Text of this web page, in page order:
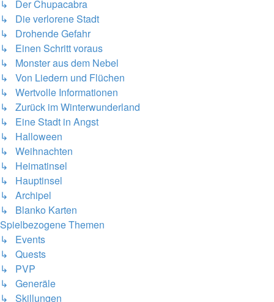
↳ Der Chupacabra
↳ Die verlorene Stadt
↳ Drohende Gefahr
↳ Einen Schritt voraus
↳ Monster aus dem Nebel
↳ Von Liedern und Flüchen
↳ Wertvolle Informationen
↳ Zurück im Winterwunderland
↳ Eine Stadt in Angst
↳ Halloween
↳ Weihnachten
↳ Heimatinsel
↳ Hauptinsel
↳ Archipel
↳ Blanko Karten
Spielbezogene Themen
↳ Events
↳ Quests
↳ PVP
↳ Generäle
↳ Skillungen